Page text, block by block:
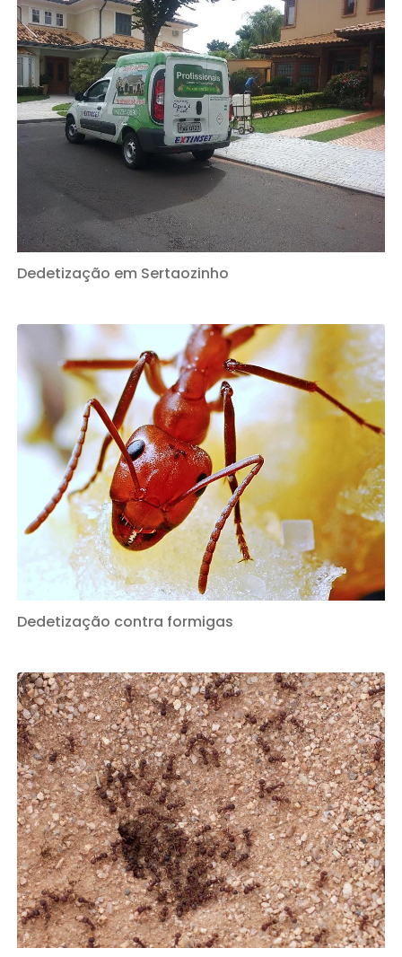
Dedetização em Sertaozinho
Dedetização contra formigas